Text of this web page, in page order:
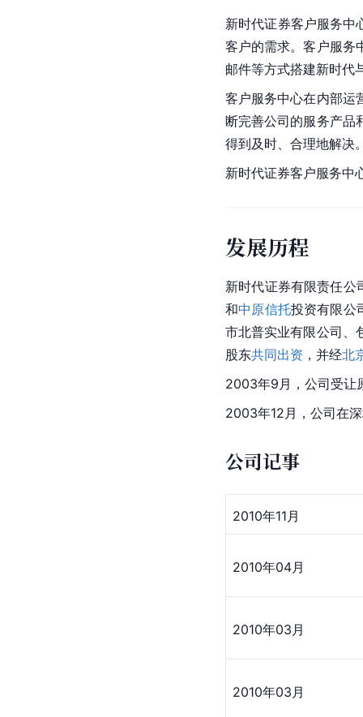
新时代证券客户服务中
客户的需求。客户服务
邮件等方式搭建新时代
客户服务中心在内部运
断完善公司的服务产品
得到及时、合理地解决
新时代证券客户服务
发展历程
新时代证券有限责任公
和中原信托投资有限公
市北普实业有限公司、
股东共同出资 ，并经北
2003年9月，公司受让
2003年12月，公司在
公司记事
2010年11月
2010年04月
2010年03月
2010年03月